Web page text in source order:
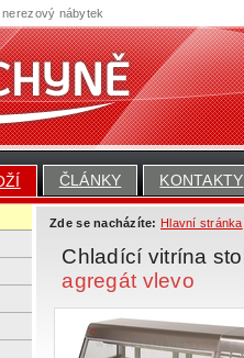
ČLÁNKY KONTAKTY
Zde se nacházíte: Hlavní stránka
Chladící vitrína
agregát vlevo
nábytek